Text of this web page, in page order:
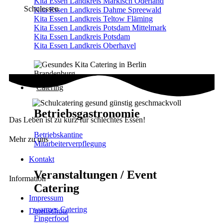
Kita Essen Landkreis Dahme Spreewald
Kita Essen Landkreis Teltow Fläming
Kita Essen Landkreis Potsdam Mittelmark
Kita Essen Landkreis Potsdam
Kita Essen Landkreis Oberhavel
Catering
Betriebsgastronomie
Betriebskantine
Mitarbeiterverpflegung
Veranstaltungen / Event
Catering
warmes Catering
Fingerfood
Schulessen
Das Leben ist zu kurz für schlechtes Essen!
Mehr zu uns
Kontakt
Information
Impressum
Datenschutz